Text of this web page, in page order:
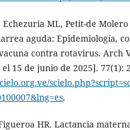
Echezuria ML, Petit-de
aguda: Epidemiología,
contra rotavirus. Arch
15 de junio de 2025]. 77(1):
.
HR. Lactancia